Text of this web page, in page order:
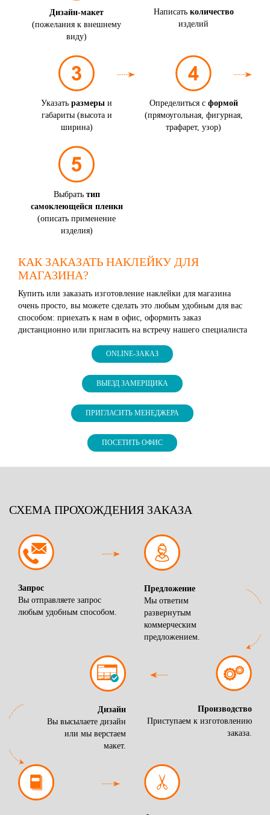
Дизайн-макет
(пожелания к внешнему
виду)
Написать количество
изделий
Указать размеры и
габариты (высота и
ширина)
Определиться с формой
(прямоугольная, фигурная,
трафарет, узор)
Выбрать тип
самоклеющейся пленки
(описать применение
изделия)
КАК ЗАКАЗАТЬ НАКЛЕЙКУ ДЛЯ
МАГАЗИНА?
Купить или заказать изготовление наклейки для магазина
очень просто, вы можете сделать это любым удобным для вас
способом: приехать к нам в офис, оформить заказ
дистанционно или пригласить на встречу нашего специалиста
ONLINE-ЗАКАЗ
ВЫЕЗД ЗАМЕРЩИКА
ПРИГЛАСИТЬ МЕНЕДЖЕРА
ПОСЕТИТЬ ОФИС
СХЕМА ПРОХОЖДЕНИЯ ЗАКАЗА
Запрос
Вы отправляете запрос
любым удобным способом.
Предложение
Мы ответим
развернутым
коммерческим
предложением.
Дизайн
Вы высылаете дизайн
или мы верстаем
макет.
Производство
Приступаем к изготовлению
заказа.